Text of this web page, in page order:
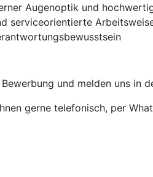
Augenoptik und
serviceorientierte
und melden uns in
gerne telefonisch, per